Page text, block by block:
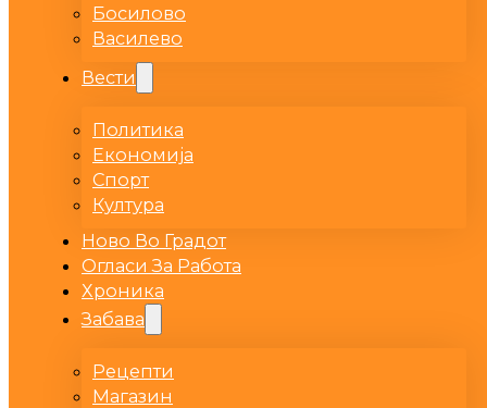
Босилово
Василево
Вести
Политика
Економија
Спорт
Култура
Ново Во Градот
Огласи За Работа
Хроника
Забава
Рецепти
Магазин